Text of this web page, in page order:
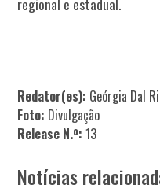
regional e estadual.
Redator(es): Geórgia Dal
Foto: Divulgação
Release N.º: 13
Notícias